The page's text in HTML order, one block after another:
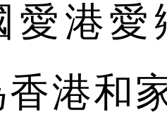
愛港愛
港和